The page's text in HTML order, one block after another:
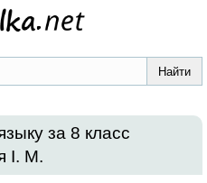
за 8 класс
І. М.